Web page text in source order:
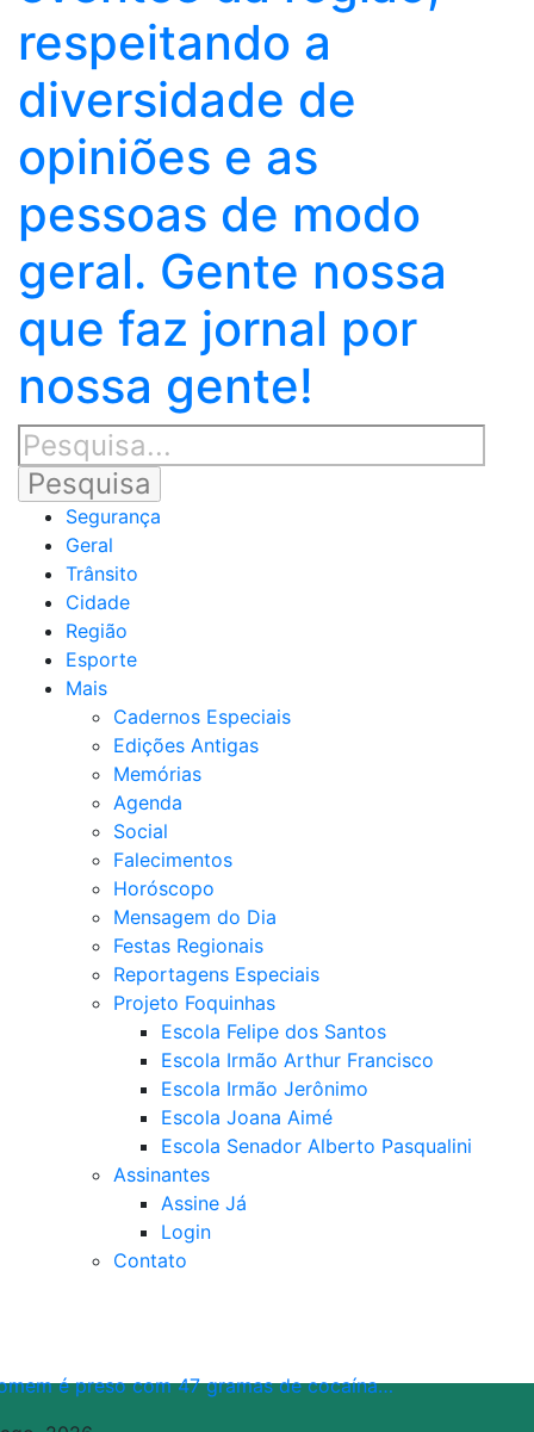
respeitando a
diversidade de
opiniões e as
pessoas de modo
geral. Gente nossa
que faz jornal por
nossa gente!
Segurança
Geral
Trânsito
Cidade
Região
Esporte
Mais
Cadernos Especiais
Edições Antigas
Memórias
Agenda
Social
Falecimentos
Horóscopo
Mensagem do Dia
Festas Regionais
Reportagens Especiais
Projeto Foquinhas
Escola Felipe dos Santos
Escola Irmão Arthur Francisco
Escola Irmão Jerônimo
Escola Joana Aimé
Escola Senador Alberto Pasqualini
Assinantes
Assine Já
Login
Contato
é preso com 47 gramas de cocaína…